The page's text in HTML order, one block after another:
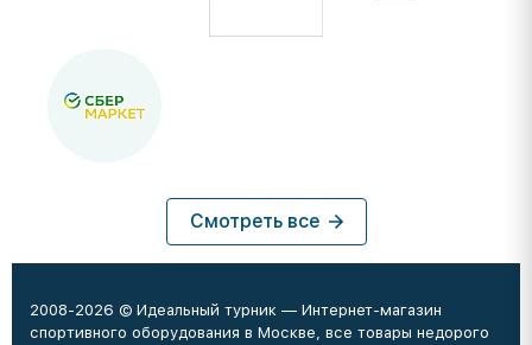
Смотреть все
2008-2026 © Идеальный турник — Интернет-магазин
спортивного оборудования в Москве, все товары недорого